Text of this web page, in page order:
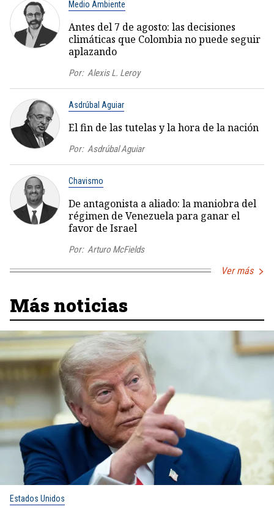
Medio Ambiente
Antes del 7 de agosto: las decisiones
climáticas que Colombia no puede seguir
aplazando
Por: Alexis L. Leroy
Asdrúbal Aguiar
El fin de las tutelas y la hora de la nación
Por: Asdrúbal Aguiar
Chavismo
De antagonista a aliado: la maniobra del
régimen de Venezuela para ganar el
favor de Israel
Por: Arturo McFields
Ver más
Más noticias
Estados Unidos